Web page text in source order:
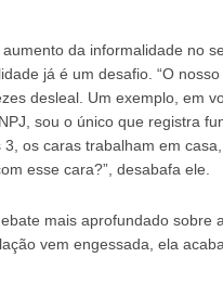
da informalidade no
já é um desafio. “O
desleal. Um exemplo, em
sou o único que registra
os caras trabalham em
esse cara?”, desabafa ele.
mais aprofundado sobre
vem engessada, ela